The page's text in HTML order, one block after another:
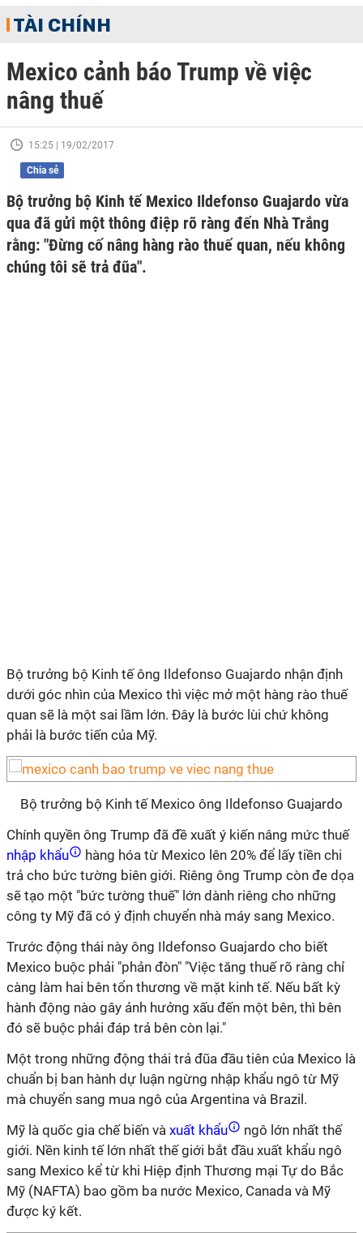
TÀI CHÍNH
Mexico cảnh báo Trump về việc
nâng thuế
15:25 | 19/02/2017
Chia sẻ
Bộ trưởng bộ Kinh tế Mexico Ildefonso Guajardo vừa
qua đã gửi một thông điệp rõ ràng đến Nhà Trắng
rằng: "Đừng cố nâng hàng rào thuế quan, nếu không
chúng tôi sẽ trả đũa".
Bộ trưởng bộ Kinh tế ông Ildefonso Guajardo nhận định
dưới góc nhìn của Mexico thì việc mở một hàng rào thuế
quan sẽ là một sai lầm lớn. Đây là bước lùi chứ không
phải là bước tiến của Mỹ.
Bộ trưởng bộ Kinh tế Mexico ông Ildefonso Guajardo
Chính quyền ông Trump đã đề xuất ý kiến nâng mức thuế
nhập khẩu
hàng hóa từ Mexico lên 20% để lấy tiền chi
trả cho bức tường biên giới. Riêng ông Trump còn đe dọa
sẽ tạo một "bức tường thuế" lớn dành riêng cho những
công ty Mỹ đã có ý định chuyển nhà máy sang Mexico.
Trước động thái này ông Ildefonso Guajardo cho biết
Mexico buộc phải "phản đòn" "Việc tăng thuế rõ ràng chỉ
càng làm hai bên tổn thương về mặt kinh tế. Nếu bất kỳ
hành động nào gây ảnh hưởng xấu đến một bên, thì bên
đó sẽ buộc phải đáp trả bên còn lại."
Một trong những động thái trả đũa đầu tiên của Mexico là
chuẩn bị ban hành dự luận ngừng nhập khẩu ngô từ Mỹ
mà chuyển sang mua ngô của Argentina và Brazil.
Mỹ là quốc gia chế biến và xuất khẩu
ngô lớn nhất thế
giới. Nền kinh tế lớn nhất thế giới bắt đầu xuất khẩu ngô
sang Mexico kể từ khi Hiệp định Thương mại Tự do Bắc
Mỹ (NAFTA) bao gồm ba nước Mexico, Canada và Mỹ
được ký kết.